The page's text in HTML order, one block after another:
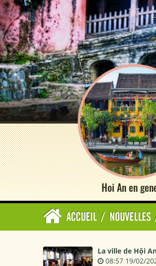
Hoi An en
ACCUEIL / NOUVELLES
La ville de Hội
08:57 19/02/